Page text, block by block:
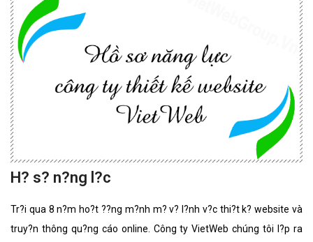
H? s? n?ng l?c
Tr?i qua 8 n?m ho?t ??ng m?nh m? v? l?nh v?c thi?t k? website và
truy?n thông qu?ng cáo online. Công ty VietWeb chúng tôi l?p ra